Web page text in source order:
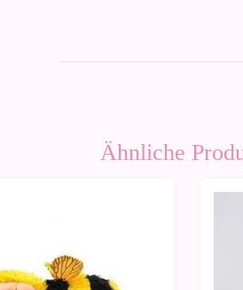
Ähnliche